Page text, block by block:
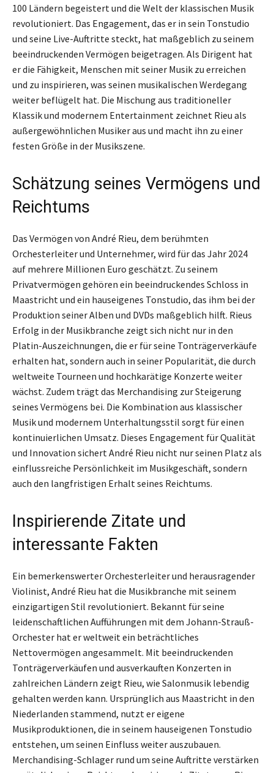
100 Ländern begeistert und die Welt der klassischen Musik
revolutioniert. Das Engagement, das er in sein Tonstudio
und seine Live-Auftritte steckt, hat maßgeblich zu seinem
beeindruckenden Vermögen beigetragen. Als Dirigent hat
er die Fähigkeit, Menschen mit seiner Musik zu erreichen
und zu inspirieren, was seinen musikalischen Werdegang
weiter beflügelt hat. Die Mischung aus traditioneller
Klassik und modernem Entertainment zeichnet Rieu als
außergewöhnlichen Musiker aus und macht ihn zu einer
festen Größe in der Musikszene.
Schätzung seines Vermögens und
Reichtums
Das Vermögen von André Rieu, dem berühmten
Orchesterleiter und Unternehmer, wird für das Jahr 2024
auf mehrere Millionen Euro geschätzt. Zu seinem
Privatvermögen gehören ein beeindruckendes Schloss in
Maastricht und ein hauseigenes Tonstudio, das ihm bei der
Produktion seiner Alben und DVDs maßgeblich hilft. Rieus
Erfolg in der Musikbranche zeigt sich nicht nur in den
Platin-Auszeichnungen, die er für seine Tonträgerverkäufe
erhalten hat, sondern auch in seiner Popularität, die durch
weltweite Tourneen und hochkarätige Konzerte weiter
wächst. Zudem trägt das Merchandising zur Steigerung
seines Vermögens bei. Die Kombination aus klassischer
Musik und modernem Unterhaltungsstil sorgt für einen
kontinuierlichen Umsatz. Dieses Engagement für Qualität
und Innovation sichert André Rieu nicht nur seinen Platz als
einflussreiche Persönlichkeit im Musikgeschäft, sondern
auch den langfristigen Erhalt seines Reichtums.
Inspirierende Zitate und
interessante Fakten
Ein bemerkenswerter Orchesterleiter und herausragender
Violinist, André Rieu hat die Musikbranche mit seinem
einzigartigen Stil revolutioniert. Bekannt für seine
leidenschaftlichen Aufführungen mit dem Johann-Strauß-
Orchester hat er weltweit ein beträchtliches
Nettovermögen angesammelt. Mit beeindruckenden
Tonträgerverkäufen und ausverkauften Konzerten in
zahlreichen Ländern zeigt Rieu, wie Salonmusik lebendig
gehalten werden kann. Ursprünglich aus Maastricht in den
Niederlanden stammend, nutzt er eigene
Musikproduktionen, die in seinem hauseigenen Tonstudio
entstehen, um seinen Einfluss weiter auszubauen.
Merchandising-Schlager rund um seine Auftritte verstärken